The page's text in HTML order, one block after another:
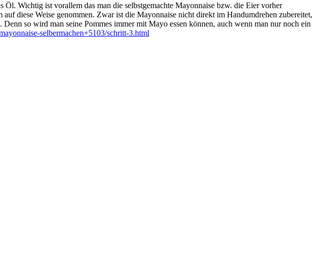
Wichtig ist vorallem das man die selbstgemachte Mayonnaise bzw. die Eier vorher
diese Weise genommen. Zwar ist die Mayonnaise nicht direkt im Handumdrehen zubereitet,
so wird man seine Pommes immer mit Mayo essen können, auch wenn man nur noch ein
selbermachen+5103/schritt-3.html